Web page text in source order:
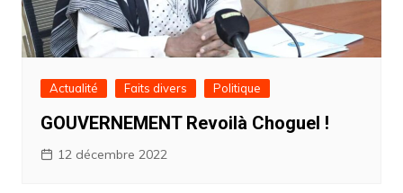
Actualité Faits divers Politique
GOUVERNEMENT Revoilà Choguel !
12 décembre 2022